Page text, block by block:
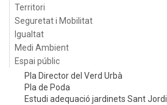
Territori
Seguretat i Mobilitat
Igualtat
Medi Ambient
Espai públic
Pla Director del Verd Urbà
Pla de Poda
Estudi adequació jardinets Sant Jordi